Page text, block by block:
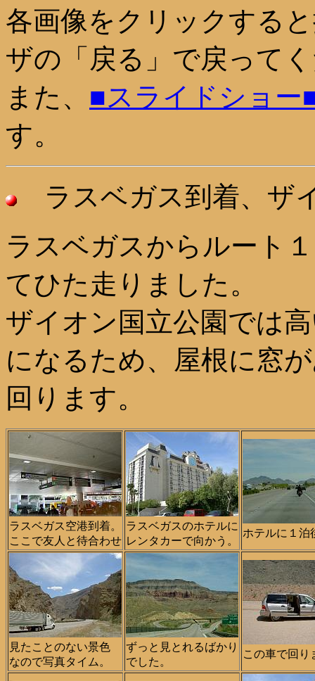
各画像をクリックする
ザの「戻る」で戻って
また、 ■スライドショー
す。
ラスベガス到着、ザ
ラスベガスからルート
てひた走りました。
ザイオン国立公園では
になるため、屋根に窓
回ります。
ラスベガス空港到着。
ここで友人と待合わせ
ラスベガスのホテルに
レンタカーで向かう。
ホテルに１泊
見たことのない景色
なので写真タイム。
ずっと見とれるばかり
でした。
この車で回り